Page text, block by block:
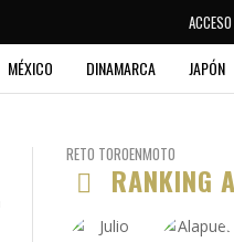
MÉXICO DINAMARCA JAPÓN
RETO TOROENMOTO
RANKING